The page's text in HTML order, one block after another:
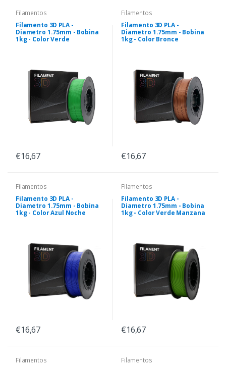
Filamentos
Filamento 3D PLA -
Diametro 1.75mm - Bobina
1kg - Color Verde
€16,67
Filamentos
Filamento 3D PLA -
Diametro 1.75mm - Bobina
1kg - Color Bronce
€16,67
Filamentos
Filamento 3D PLA -
Diametro 1.75mm - Bobina
1kg - Color Azul Noche
€16,67
Filamentos
Filamento 3D PLA -
Diametro 1.75mm - Bobina
1kg - Color Verde Manzana
€16,67
Filamentos
Filamentos